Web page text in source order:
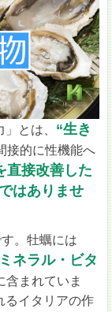
とは、 “生き
接的に性機能へ
直接改善した
はありませ
。牡蠣には
ミネラル・ビタ
含まれていま
るイタリアの作